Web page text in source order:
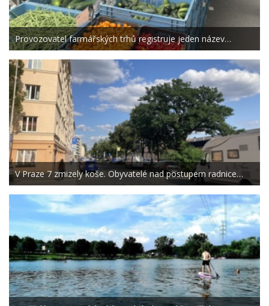
Provozovatel farmářských trhů registruje jeden název…
V Praze 7 zmizely koše. Obyvatelé nad postupem radnice…